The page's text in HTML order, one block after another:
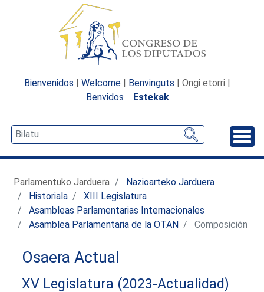
Bienvenidos | Welcome | Benvinguts | Ongi etorri |
Benvidos
Estekak
Parlamentuko Jarduera
Nazioarteko Jarduera
Historiala
XIII Legislatura
Asambleas Parlamentarias Internacionales
Asamblea Parlamentaria de la OTAN
Composición
Osaera Actual
XV Legislatura (2023-Actualidad)